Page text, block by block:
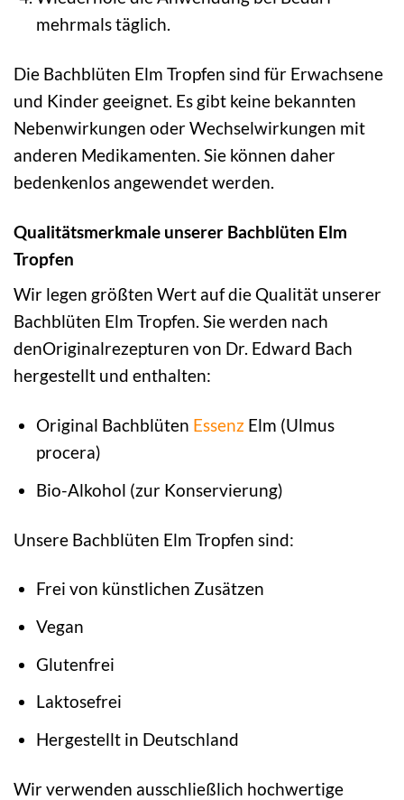
mehrmals täglich.
Die Bachblüten Elm Tropfen sind für Erwachsene
und Kinder geeignet. Es gibt keine bekannten
Nebenwirkungen oder Wechselwirkungen mit
anderen Medikamenten. Sie können daher
bedenkenlos angewendet werden.
Qualitätsmerkmale unserer Bachblüten Elm
Tropfen
Wir legen größten Wert auf die Qualität unserer
Bachblüten Elm Tropfen. Sie werden nach
denOriginalrezepturen von Dr. Edward Bach
hergestellt und enthalten:
Original Bachblüten EssenzElm (Ulmus
procera)
Bio-Alkohol (zur Konservierung)
Unsere Bachblüten Elm Tropfen sind:
Frei von künstlichen Zusätzen
Vegan
Glutenfrei
Laktosefrei
Hergestellt in Deutschland
Wir verwenden ausschließlich hochwertige